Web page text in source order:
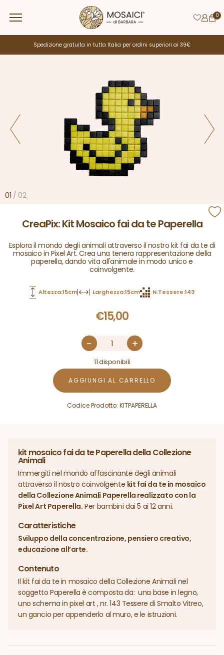
Spedizione gratuita in tutta Italia per ordini superiori ai 39€
CreaPix: Kit Mosaico fai da te Paperella
Esplora il mondo degli animali attraverso il nostro kit fai da te di
mosaico in Pixel Art. Crea una tenera rappresentazione della
paperella, dando vita all'animale in modo unico e
coinvolgente.
Altezza:15cm Larghezza:15cm N.Tessere:143
€15,00
11 disponibili
- +
AGGIUNGI AL CARRELLO
Codice Prodotto: KITPAPERELLA
01 / 02
kit mosaico fai da te Paperella della Collezione
Animali
Immergiti nel mondo affascinante degli animali
attraverso il nostro coinvolgente kit fai da te in mosaico
della Collezione Animali Paperella realizzato con la
Pixel Art Paperella. Per bambini dai 5 ai 12 anni.
Caratteristiche
Sviluppo della concentrazione, pensiero creativo,
educazione all’arte.
Contenuto
Il kit fai da te in mosaico della Collezione Animali nel
soggetto Paperella è composta da: una base in legno,
uno schema in pixel art , nr. 143 Tessere di Smalto Vitreo,
un gancio per appenderlo al muro, e le istruzioni.
0